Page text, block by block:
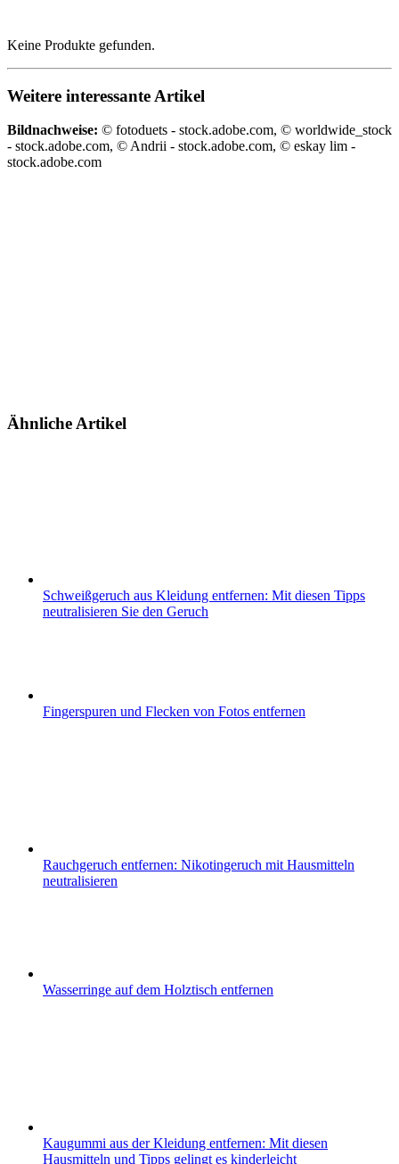
Keine Produkte gefunden.
Weitere interessante Artikel
Bildnachweise: © fotoduets - stock.adobe.com, © worldwide_stock
- stock.adobe.com, © Andrii - stock.adobe.com, © eskay lim -
stock.adobe.com
Ähnliche Artikel
Schweißgeruch aus Kleidung entfernen: Mit diesen Tipps
neutralisieren Sie den Geruch
Fingerspuren und Flecken von Fotos entfernen
Rauchgeruch entfernen: Nikotingeruch mit Hausmitteln
neutralisieren
Wasserringe auf dem Holztisch entfernen
Kaugummi aus der Kleidung entfernen: Mit diesen
Hausmitteln und Tipps gelingt es kinderleicht